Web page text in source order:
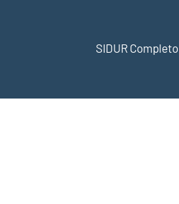
SIDUR Completo